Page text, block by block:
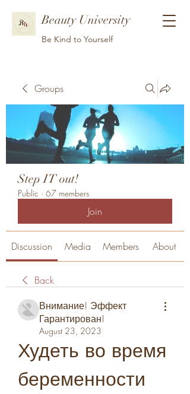
Beauty University
Be Kind to Yourself
Groups
Step IT out!
Public · 67 members
Join
Discussion Media Members About
Back
Внимание! Эффект
Гарантирован!
August 23, 2023
Худеть во время
беременности